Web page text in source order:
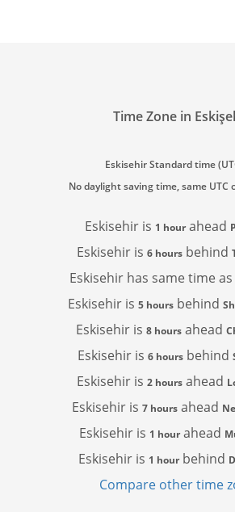
Time Zone in
Eskisehir Standard time
No daylight saving time, same UTC
Eskisehir is 1 hourahead
Eskisehir is 6 hoursbehind
Eskisehir has same time as
Eskisehir is 5 hours behind
Eskisehir is 8 hoursahead
Eskisehir is 6 hoursbehind
Eskisehir is 2 hoursahead
Eskisehir is 7 hours ahead
Eskisehir is 1 hourahead
Eskisehir is 1 hourbehind
Compare other time